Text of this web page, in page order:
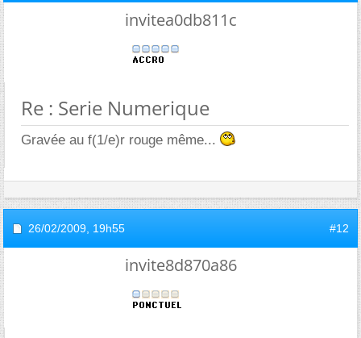
invitea0db811c
Re : Serie Numerique
Gravée au f(1/e)r rouge même...
26/02/2009, 19h55 #12
invite8d870a86